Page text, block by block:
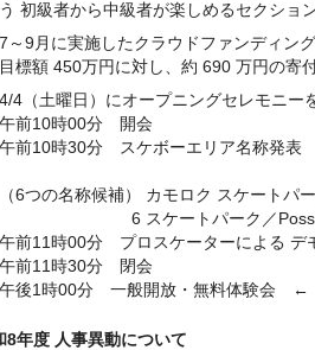
う 初級者から中級者が楽しめるセクショ
7～9月に実施したクラウドファンディン
目標額 450万円に対し、約 690 万円の寄
4/4（土曜日）にオープニングセレモニー
午前10時00分 開会
午前10時30分 スケボーエリア名称発
投票期間：2/14 ～
（6つの名称候補） カモロク スケートパ
6 スケートパーク／Possible
午前11時00分 プロスケーターによる デ
午前11時30分 閉会
午後1時00分 一般開放・無料体験会 ←
8年度 人事異動について